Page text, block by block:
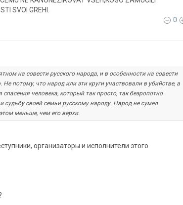
SVOI GREHI.
0
на совести русского народа, и в особенности на совести
потому, что народ или эти круги участвовали в убийстве, а
человека, который так просто, так безропотно
судьбу своей семьи русскому народу. Народ не сумел
меньше, чем его верхи.
организаторы и исполнители этого